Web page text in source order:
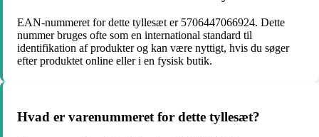
EAN-nummeret for dette tyllesæt er 5706447066924. Dette
nummer bruges ofte som en international standard til
identifikation af produkter og kan være nyttigt, hvis du søger
efter produktet online eller i en fysisk butik.
Hvad er varenummeret for dette tyllesæt?